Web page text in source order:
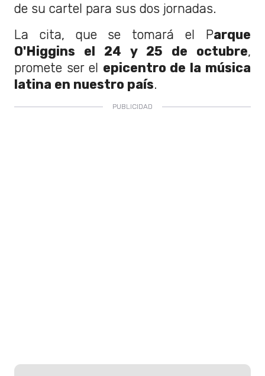
de su cartel para sus dos jornadas.
La cita, que se tomará el Parque
O'Higgins el 24 y 25 de octubre,
promete ser el epicentro de la música
latina en nuestro país.